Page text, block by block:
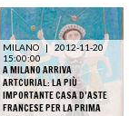
MILANO | 2012-11-20
15:00:00
A MILANO ARRIVA
ARTCURIAL: LA PIÙ
IMPORTANTE CASA D’ASTE
FRANCESE PER LA PRIMA